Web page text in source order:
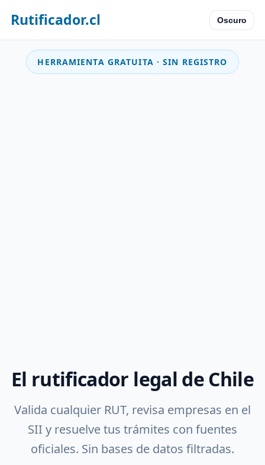
Rutificador.cl Oscuro
HERRAMIENTA GRATUITA · SIN REGISTRO
El rutificador legal de Chile
Valida cualquier RUT, revisa empresas en el
SII y resuelve tus trámites con fuentes
oficiales. Sin bases de datos filtradas.